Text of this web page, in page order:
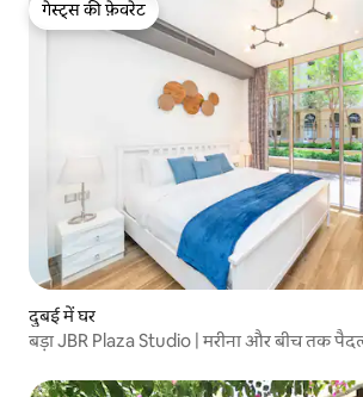
गेस्ट्स की फ़ेवरेट
गेस्ट्स की फ़ेवरेट
दुबई में घर
बड़ा JBR Plaza Studio | मरीना और बीच तक